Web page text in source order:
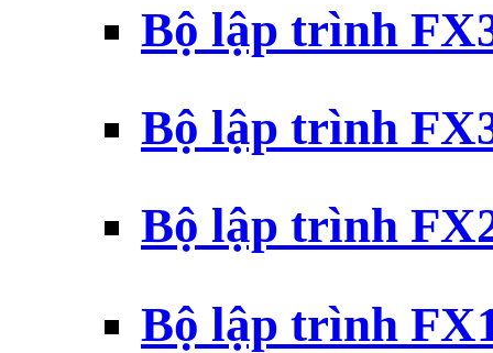
Bộ lập trình
Bộ lập trình
Bộ lập trình
Bộ lập trình